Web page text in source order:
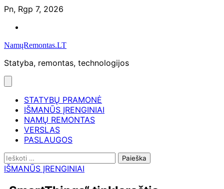
Skip
content
Pn, Rgp 7, 2026
NamųRemontas.LT
Statyba, remontas, technologijos
STATYBŲ PRAMONĖ
IŠMANŪS ĮRENGINIAI
NAMŲ REMONTAS
VERSLAS
PASLAUGOS
Ieškoti:
IŠMANŪS ĮRENGINIAI